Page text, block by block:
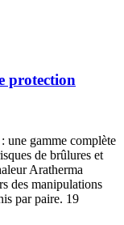
protection
une gamme complète
de brûlures et
Aratherma
des manipulations
par paire. 19